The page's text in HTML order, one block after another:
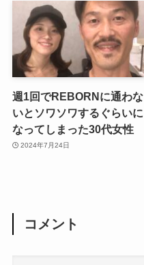
週1回でREBORNに通わな
いとソワソワするぐらいに
なってしまった30代女性
2024年7月24日
コメント